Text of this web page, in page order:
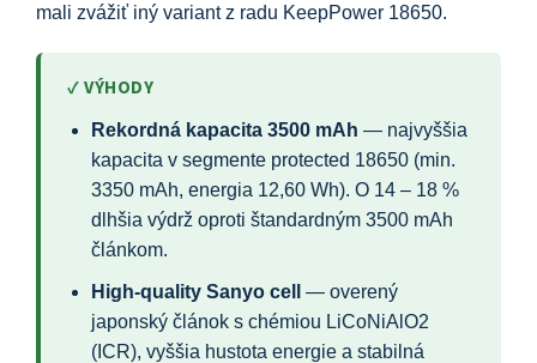
mali zvážiť iný variant z radu KeepPower 18650.
✓ VÝHODY
Rekordná kapacita 3500 mAh — najvyššia
kapacita v segmente protected 18650 (min.
3350 mAh, energia 12,60 Wh). O 14 – 18 %
dlhšia výdrž oproti štandardným 3500 mAh
článkom.
High-quality Sanyo cell
— overený
japonský článok s chémiou LiCoNiAlO2
(ICR), vyššia hustota energie a stabilná